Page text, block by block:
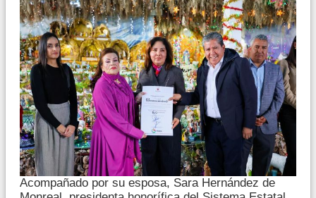
Acompañado por su esposa, Sara Hernández de